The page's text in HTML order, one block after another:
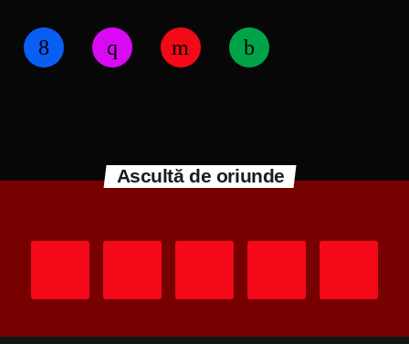
Ascultă de oriunde